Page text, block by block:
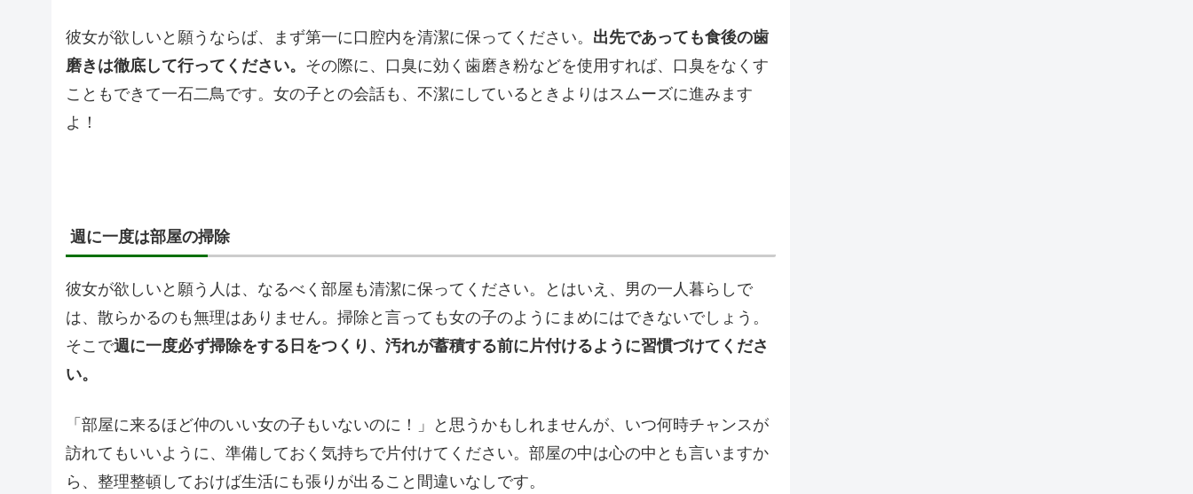
彼女が欲しいと願うならば、まず第一に口腔内を清潔に保ってください。 出先であっても食後の歯
磨きは徹底して行ってください。 その際に、口臭に効く歯磨き粉などを使用すれば、口臭をなくす
こともできて一石二鳥です。女の子との会話も、不潔にしているときよりはスムーズに進みます
よ！
週に一度は部屋の掃除
彼女が欲しいと願う人は、なるべく部屋も清潔に保ってください。とはいえ、男の一人暮らしで
は、散らかるのも無理はありません。掃除と言っても女の子のようにまめにはできないでしょう。
そこで週に一度必ず掃除をする日をつくり、汚れが蓄積する前に片付けるように習慣づけてくださ
い。
「部屋に来るほど仲のいい女の子もいないのに！」と思うかもしれませんが、いつ何時チャンスが
訪れてもいいように、準備しておく気持ちで片付けてください。部屋の中は心の中とも言いますか
ら、整理整頓しておけば生活にも張りが出ること間違いなしです。